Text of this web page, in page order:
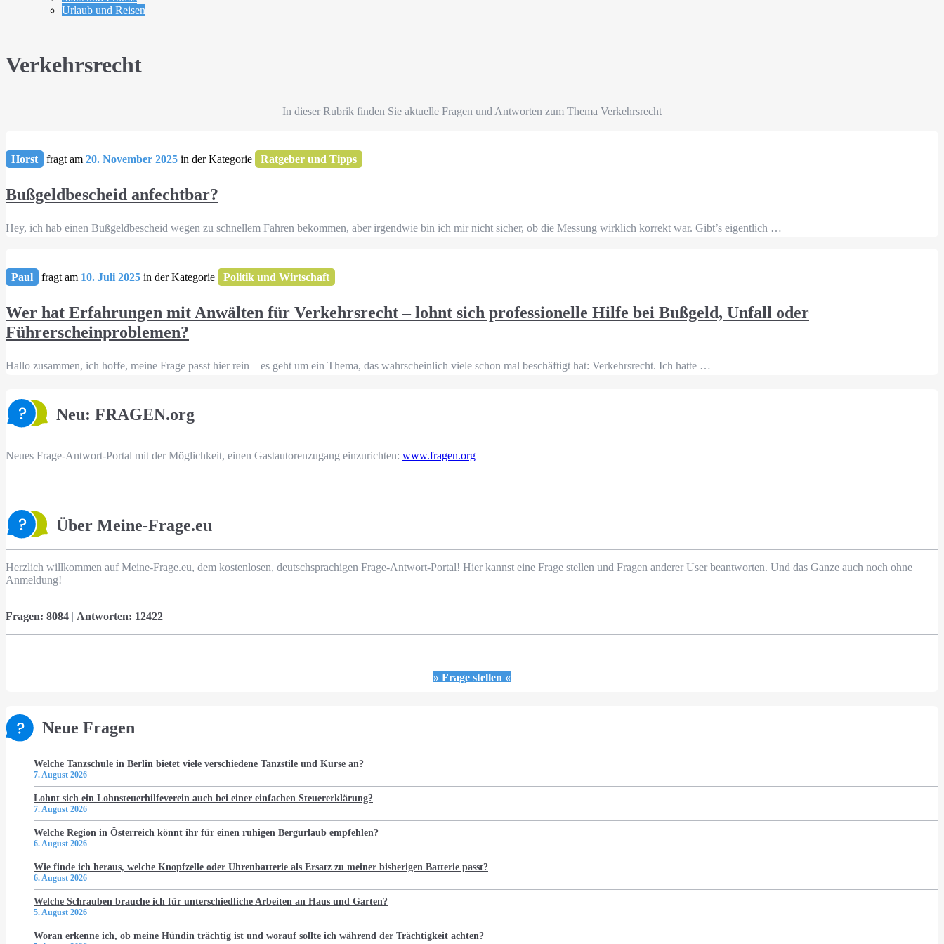
Urlaub und Reisen
Verkehrsrecht
In dieser Rubrik finden Sie aktuelle Fragen und Antworten zum Thema Verkehrsrecht
Horst fragt am 20. November 2025 in der Kategorie Ratgeber und Tipps
Bußgeldbescheid anfechtbar?
Hey, ich hab einen Bußgeldbescheid wegen zu schnellem Fahren bekommen, aber irgendwie bin ich mir nicht sicher, ob die Messung wirklich korrekt war. Gibt’s eigentlich …
Paul fragt am 10. Juli 2025 in der Kategorie Politik und Wirtschaft
Wer hat Erfahrungen mit Anwälten für Verkehrsrecht – lohnt sich professionelle Hilfe bei Bußgeld, Unfall oder
Führerscheinproblemen?
Hallo zusammen, ich hoffe, meine Frage passt hier rein – es geht um ein Thema, das wahrscheinlich viele schon mal beschäftigt hat: Verkehrsrecht. Ich hatte …
Neu: FRAGEN.org
Neues Frage-Antwort-Portal mit der Möglichkeit, einen Gastautorenzugang einzurichten: www.fragen.org
Über Meine-Frage.eu
Herzlich willkommen auf Meine-Frage.eu, dem kostenlosen, deutschsprachigen Frage-Antwort-Portal! Hier kannst eine Frage stellen und Fragen anderer User beantworten. Und das Ganze auch noch ohne
Anmeldung!
Fragen: 8084 | Antworten: 12422
» Frage stellen «
Neue Fragen
Welche Tanzschule in Berlin bietet viele verschiedene Tanzstile und Kurse an?
7. August 2026
Lohnt sich ein Lohnsteuerhilfeverein auch bei einer einfachen Steuererklärung?
7. August 2026
Welche Region in Österreich könnt ihr für einen ruhigen Bergurlaub empfehlen?
6. August 2026
Wie finde ich heraus, welche Knopfzelle oder Uhrenbatterie als Ersatz zu meiner bisherigen Batterie passt?
6. August 2026
Welche Schrauben brauche ich für unterschiedliche Arbeiten an Haus und Garten?
5. August 2026
Woran erkenne ich, ob meine Hündin trächtig ist und worauf sollte ich während der Trächtigkeit achten?